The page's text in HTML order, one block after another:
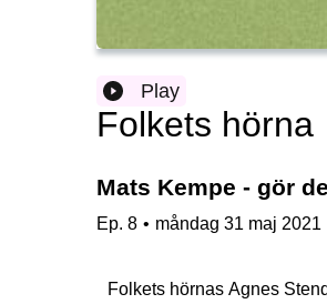
Play
Folkets hörna
Mats Kempe - gör
Ep. 8 • måndag 31 maj 2021
Folkets hörnas Agnes